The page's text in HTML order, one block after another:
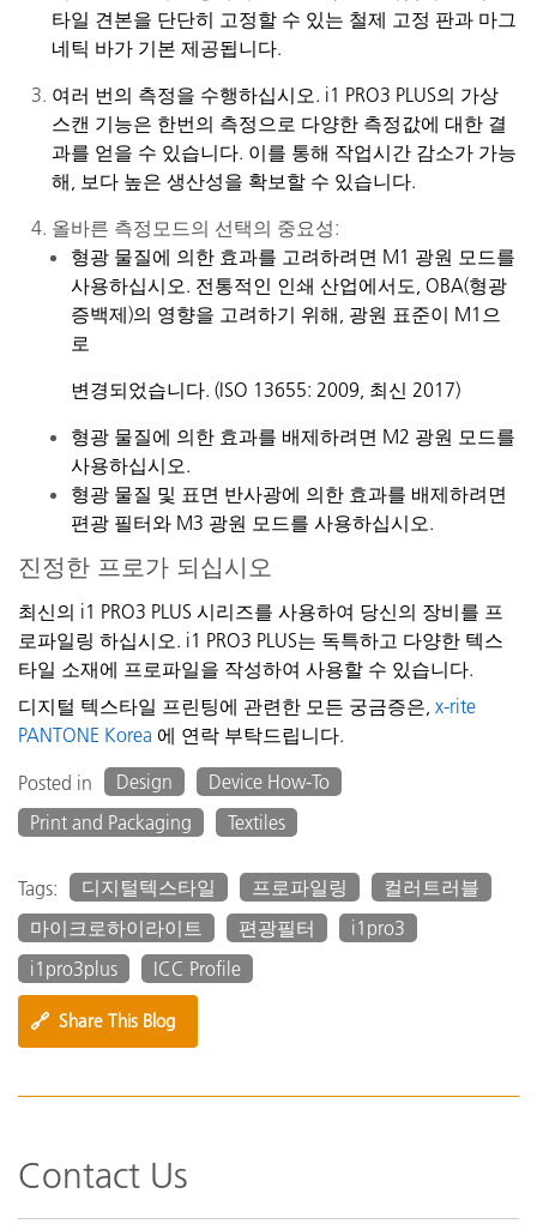
타일 견본을 단단히 고정할 수 있는 철제 고정 판과 마그
네틱 바가 기본 제공됩니다.
여러 번의 측정을 수행하십시오. i1 PRO3 PLUS의 가상
스캔 기능은 한번의 측정으로 다양한 측정값에 대한 결
과를 얻을 수 있습니다. 이를 통해 작업시간 감소가 가능
해, 보다 높은 생산성을 확보할 수 있습니다.
올바른 측정모드의 선택의 중요성:
형광 물질에 의한 효과를 고려하려면 M1 광원 모드를
사용하십시오. 전통적인 인쇄 산업에서도, OBA(형광
증백제)의 영향을 고려하기 위해, 광원 표준이 M1으
로
변경되었습니다. (ISO 13655: 2009, 최신 2017)
형광 물질에 의한 효과를 배제하려면 M2 광원 모드를
사용하십시오.
형광 물질 및 표면 반사광에 의한 효과를 배제하려면
편광 필터와 M3 광원 모드를 사용하십시오.
진정한 프로가 되십시오
최신의 i1 PRO3 PLUS 시리즈를 사용하여 당신의 장비를 프
로파일링 하십시오. i1 PRO3 PLUS는 독특하고 다양한 텍스
타일 소재에 프로파일을 작성하여 사용할 수 있습니다.
디지털 텍스타일 프린팅에 관련한 모든 궁금증은, x-rite
PANTONE Korea 에 연락 부탁드립니다.
Posted in
Design
Device How-To
Print and Packaging
Textiles
Tags: 디지털텍스타일 프로파일링
컬러트러블
마이크로하이라이트
편광필터
i1pro3
i1pro3plus
ICC Profile
🔗 Share This Blog
Contact Us